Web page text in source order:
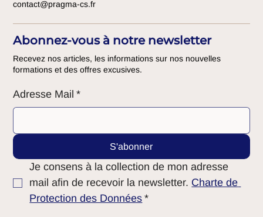
contact@pragma-cs.fr
Abonnez-vous à notre newsletter
Recevez nos articles, les informations sur nos nouvelles
formations et des offres excusives.
Adresse Mail *
S'abonner
Je consens à la collection de mon adresse
mail afin de recevoir la newsletter. Charte de
Protection des Données *